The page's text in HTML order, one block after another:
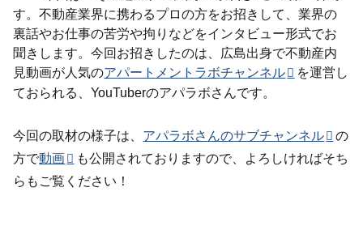
す。不動産業界に携わるプロの方をお招きして、業界の
裏話やお仕事の苦労や拘りなどをインタビュー形式でお
聞きします。今回お招きしたのは、広島出身で不動産内
見動画が人気のアパートメントラボチャンネル
を運営し
ておられる、YouTuberのアパラボさんです。
今回の取材の様子は、 アパラボさんのサブチャンネル
の
方で動画
も公開されておりますので、よろしければそち
らもご覧ください！